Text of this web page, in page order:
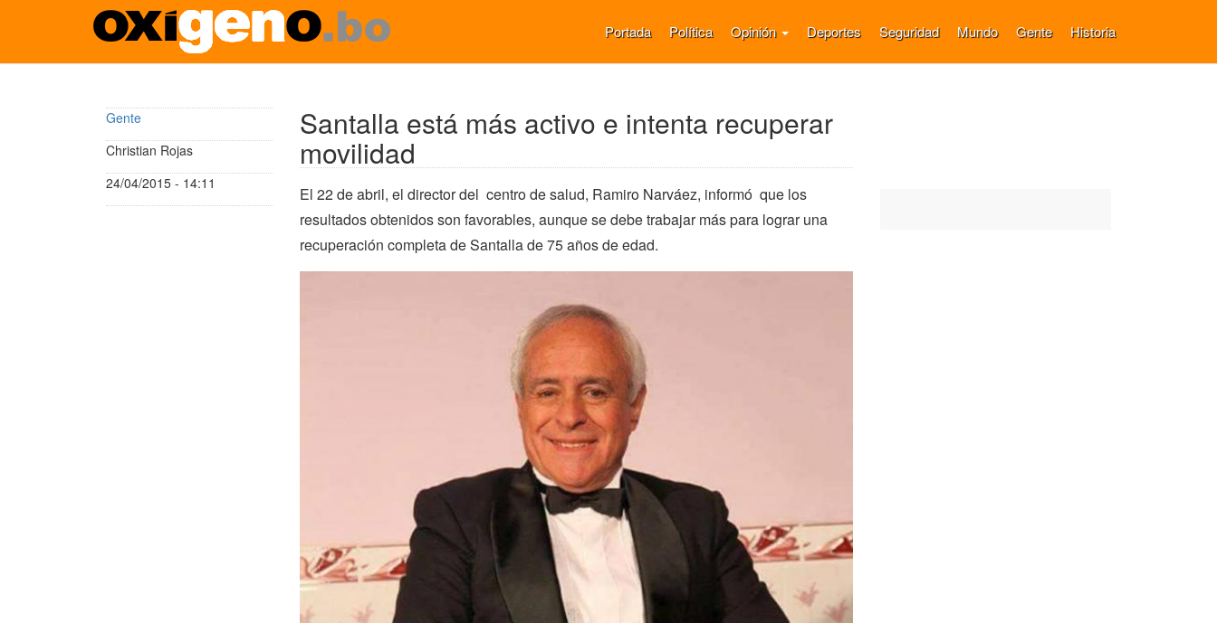
Pasar
Portada Política Opinión Deportes Seguridad Mundo Gente Historia
Gente
Christian Rojas
24/04/2015 - 14:11
Santalla está más activo e intenta recuperar
movilidad
El 22 de abril, el director del centro de salud, Ramiro Narváez, informó que los
resultados obtenidos son favorables, aunque se debe trabajar más para lograr una
recuperación completa de Santalla de 75 años de edad.